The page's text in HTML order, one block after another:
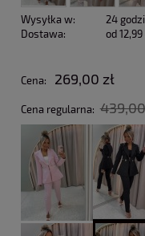
Wysyłka w:
24
Dostawa:
od 12,99
Cena nie zawiera
Cena: 269,00 zł
Cena regularna: